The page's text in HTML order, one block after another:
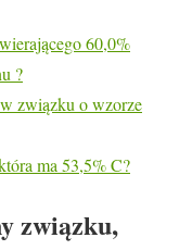
60,0%
?
związku o wzorze
ma 53,5% C?
związku,